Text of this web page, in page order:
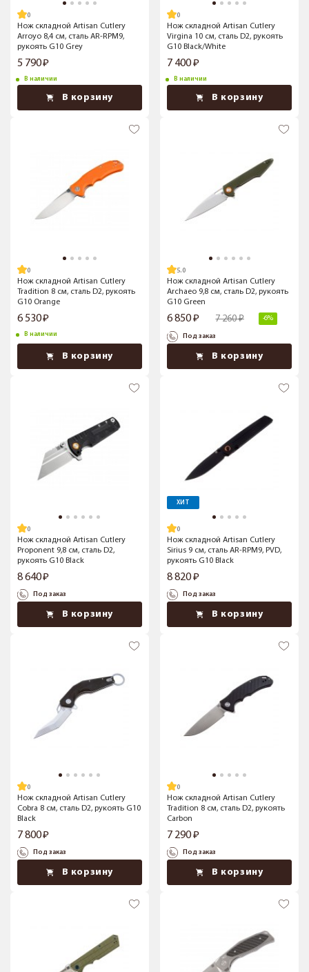
Нож складной Artisan Cutlery
Arroyo 8,4 см, сталь AR-RPM9,
рукоять G10 Grey
5 790
В наличии
В корзину
Нож складной Artisan Cutlery
Virgina 10 см, сталь D2, рукоять
G10 Black/White
7 400
В наличии
В корзину
Нож складной Artisan Cutlery
Tradition 8 см, сталь D2, рукоять
G10 Orange
6 530
В наличии
В корзину
5.0
Нож складной Artisan Cutlery
Archaeo 9,8 см, сталь D2, рукоять
G10 Green
6 850 7 260 -6%
Под заказ
В корзину
Нож складной Artisan Cutlery
Proponent 9,8 см, сталь D2,
рукоять G10 Black
8 640
Под заказ
В корзину
ХИТ
Нож складной Artisan Cutlery
Sirius 9 см, сталь AR-RPM9, PVD,
рукоять G10 Black
8 820
Под заказ
В корзину
Нож складной Artisan Cutlery
Cobra 8 см, сталь D2, рукоять G10
Black
7 800
Под заказ
В корзину
Нож складной Artisan Cutlery
Tradition 8 см, сталь D2, рукоять
Carbon
7 290
Под заказ
В корзину